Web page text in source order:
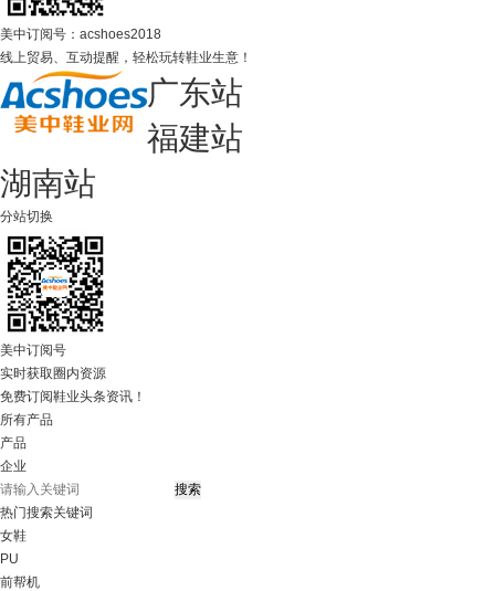
美中订阅号：acshoes2018
线上贸易、互动提醒，轻松玩转鞋业生意！
广东站
福建站
湖南站
分站切换
美中订阅号
实时获取圈内资源
免费订阅鞋业头条资讯！
所有产品
产品
企业
热门搜索关键词
女鞋
PU
前帮机